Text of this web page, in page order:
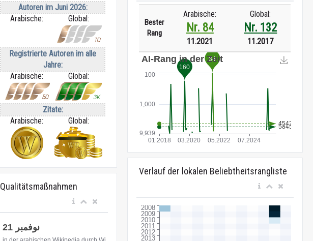
Autoren im Juni 2026:
Arabische:
Global:
Registrierte Autoren im alle
Jahre:
Arabische:
Global:
Zitate:
Arabische:
Global:
Qualitätsmaßnahmen
Bester
Rang
Arabische:
Nr. 84
11.2021
Global:
Nr. 132
11.2017
Verlauf der lokalen Beliebtheitsrangliste